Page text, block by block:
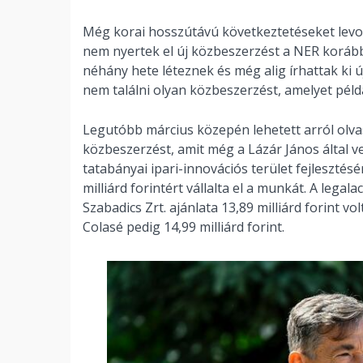
Még korai hosszútávú következtetéseket
nem nyertek el új közbeszerzést a NER
néhány hete léteznek és még alig írhattak ki
nem találni olyan közbeszerzést, amelyet
Legutóbb március közepén lehetett arról
közbeszerzést, amit még a Lázár János által
tatabányai ipari-innovációs terület
milliárd forintért vállalta el a munkát. A
Szabadics Zrt. ajánlata 13,89 milliárd forint
Colasé pedig 14,99 milliárd forint.